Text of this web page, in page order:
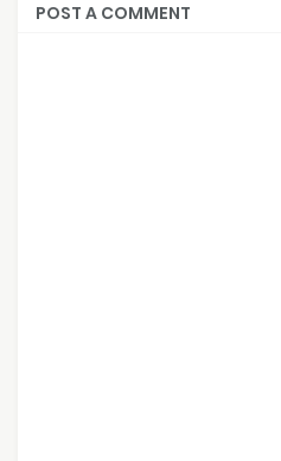
POST A COMMENT